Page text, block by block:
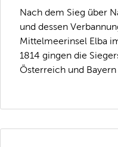
Nach dem Sieg über
und dessen
Mittelmeerinsel Elba
1814 gingen die
Österreich und Bayern